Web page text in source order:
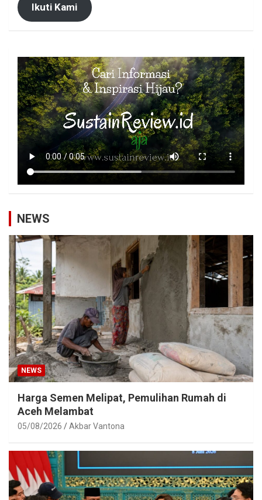
Ikuti Kami
NEWS
NEWS
Harga Semen Melipat, Pemulihan Rumah di
Aceh Melambat
05/08/2026 Akbar Vantona